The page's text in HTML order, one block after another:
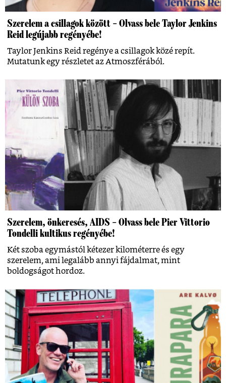
Szerelem a csillagok között – Olvass bele Taylor Jenkins
Reid legújabb regényébe!
Taylor Jenkins Reid regénye a csillagok közé repít.
Mutatunk egy részletet az Atmoszférából.
Szerelem, önkeresés, AIDS – Olvass bele Pier Vittorio
Tondelli kultikus regényébe!
Két szoba egymástól kétezer kilométerre és egy
szerelem, ami legalább annyi fájdalmat, mint
boldogságot hordoz.